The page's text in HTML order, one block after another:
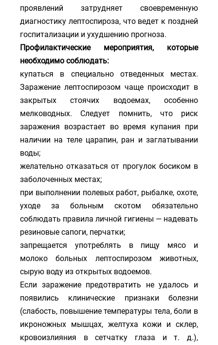
проявлений затрудняет своевременную
диагностику лептоспироза, что ведет к поздней
госпитализации и ухудшению прогноза.
Профилактические мероприятия, которые
необходимо соблюдать:
купаться в специально отведенных местах.
Заражение лептоспирозом чаще происходит в
закрытых стоячих водоемах, особенно
мелководных. Следует помнить, что риск
заражения возрастает во время купания при
наличии на теле царапин, ран и заглатывании
воды;
желательно отказаться от прогулок босиком в
заболоченных местах;
при выполнении полевых работ, рыбалке, охоте,
уходе за больным скотом обязательно
соблюдать правила личной гигиены — надевать
резиновые сапоги, перчатки;
запрещается употреблять в пищу мясо и
молоко больных лептоспирозом животных,
сырую воду из открытых водоемов.
Если заражение предотвратить не удалось и
появились клинические признаки болезни
(слабость, повышение температуры тела, боли в
икроножных мышцах, желтуха кожи и склер,
кровоизлияния в сетчатку глаза и т. д.),